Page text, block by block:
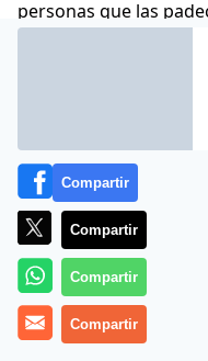
personas que las
crónicas sin cura,
Compartir
Compartir
Compartir
Compartir